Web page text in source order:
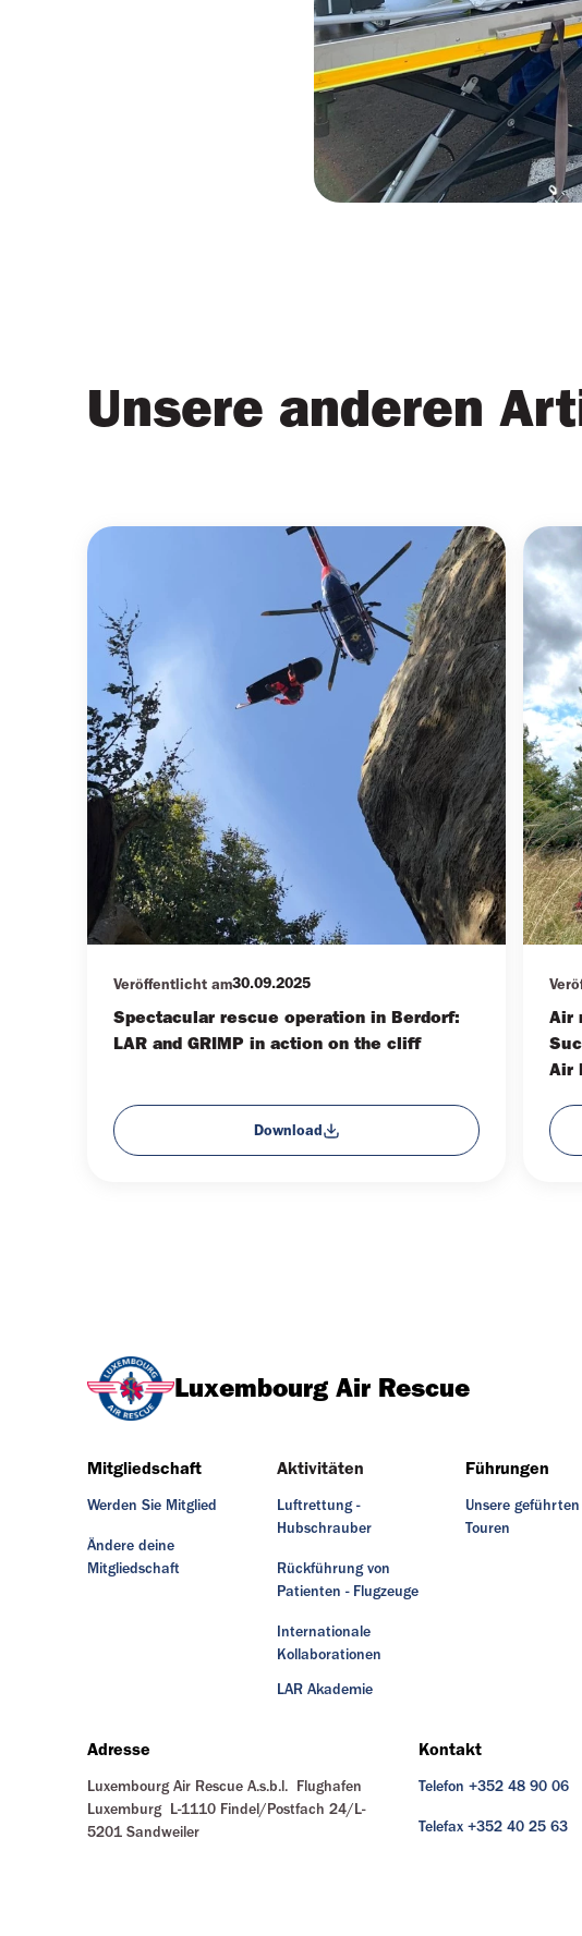
Unsere anderen
Veröffentlicht am30.09.2025
Spectacular rescue operation in Berdorf:
LAR and GRIMP in action on the cliff
Download
Air
Air
Luxembourg Air Rescue
Mitgliedschaft
Werden Sie Mitglied
Ändere deine
Mitgliedschaft
Aktivitäten
Luftrettung -
Hubschrauber
Rückführung von
Patienten - Flugzeuge
Internationale
Kollaborationen
LAR Akademie
Führungen
Unsere geführten
Touren
Adresse
Luxembourg Air Rescue A.s.b.l. Flughafen
Luxemburg L-1110 Findel/Postfach 24/L-
5201 Sandweiler
Kontakt
Telefon +352 48 90 06
Telefax +352 40 25 63